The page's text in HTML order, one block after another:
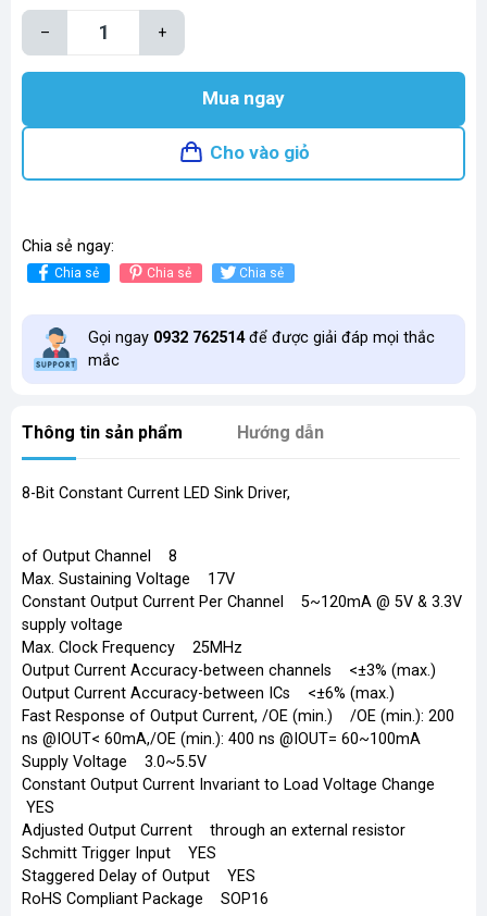
– +
Mua ngay
Cho vào giỏ
Chia sẻ ngay:
Chia sẻ Chia sẻ Chia sẻ
Gọi ngay 0932 762514để được giải đáp mọi thắc
mắc
Thông tin sản phẩm Hướng dẫn
8-Bit Constant Current LED Sink Driver,
of Output Channel 8
Max. Sustaining Voltage 17V
Constant Output Current Per Channel 5~120mA @ 5V & 3.3V
supply voltage
Max. Clock Frequency 25MHz
Output Current Accuracy-between channels <±3% (max.)
Output Current Accuracy-between ICs <±6% (max.)
Fast Response of Output Current, /OE (min.) /OE (min.): 200
ns @IOUT< 60mA,/OE (min.): 400 ns @IOUT= 60~100mA
Supply Voltage 3.0~5.5V
Constant Output Current Invariant to Load Voltage Change
YES
Adjusted Output Current through an external resistor
Schmitt Trigger Input YES
Staggered Delay of Output YES
RoHS Compliant Package SOP16